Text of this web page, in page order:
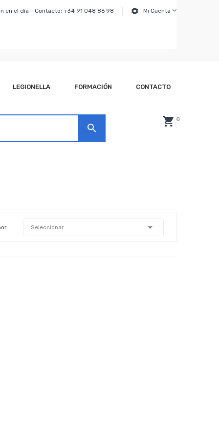
Mi Cuenta
en el día - Contacto: +34 91 048 86 98
LEGIONELLA FORMACIÓN CONTACTO
0
search
Seleccionar 